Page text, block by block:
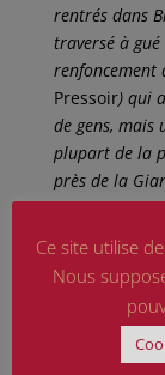
rentrés dans
traversé à
renfoncement
Pressoir) qui
de gens, mais
plupart de la
près de la
que l’on
anecdote
Tarcisius
sur les
passé par là
Ce site utilise
Nous